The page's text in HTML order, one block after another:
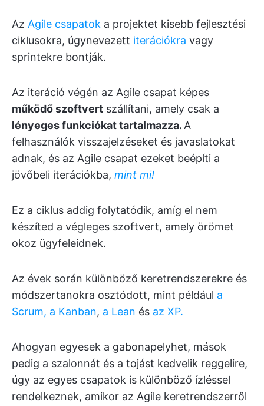
Az Agile csapatok a projektet kisebb fejlesztési
ciklusokra, úgynevezett iterációkra vagy
sprintekre bontják.
Az iteráció végén az Agile csapat képes
működő szoftvert szállítani, amely csak a
lényeges funkciókat tartalmazza. A
felhasználók visszajelzéseket és javaslatokat
adnak, és az Agile csapat ezeket beépíti a
jövőbeli iterációkba, mint mi!
Ez a ciklus addig folytatódik, amíg el nem
készíted a végleges szoftvert, amely örömet
okoz ügyfeleidnek.
Az évek során különböző keretrendszerekre és
módszertanokra osztódott, mint például a
Scrum, a Kanban, a Lean és az XP.
Ahogyan egyesek a gabonapelyhet, mások
pedig a szalonnát és a tojást kedvelik reggelire,
úgy az egyes csapatok is különböző ízléssel
rendelkeznek, amikor az Agile keretrendszerről